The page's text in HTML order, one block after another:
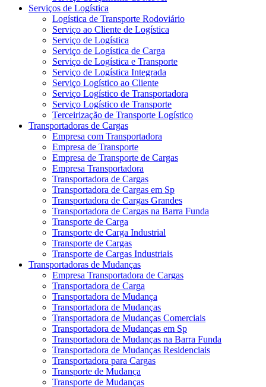
Serviços de Logística
Logística de Transporte Rodoviário
Serviço ao Cliente de Logística
Serviço de Logística
Serviço de Logística de Carga
Serviço de Logística e Transporte
Serviço de Logística Integrada
Serviço Logístico ao Cliente
Serviço Logístico de Transportadora
Serviço Logístico de Transporte
Terceirização de Transporte Logístico
Transportadoras de Cargas
Empresa com Transportadora
Empresa de Transporte
Empresa de Transporte de Cargas
Empresa Transportadora
Transportadora de Cargas
Transportadora de Cargas em Sp
Transportadora de Cargas Grandes
Transportadora de Cargas na Barra Funda
Transporte de Carga
Transporte de Carga Industrial
Transporte de Cargas
Transporte de Cargas Industriais
Transportadoras de Mudanças
Empresa Transportadora de Cargas
Transportadora de Carga
Transportadora de Mudança
Transportadora de Mudanças
Transportadora de Mudanças Comerciais
Transportadora de Mudanças em Sp
Transportadora de Mudanças na Barra Funda
Transportadora de Mudanças Residenciais
Transportadora para Cargas
Transporte de Mudança
Transporte de Mudanças